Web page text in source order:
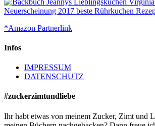
*Amazon Partnerlink
Infos
IMPRESSUM
DATENSCHUTZ
#zuckerzimtundliebe
Ihr habt etwas von meinem Zucker, Zimt und